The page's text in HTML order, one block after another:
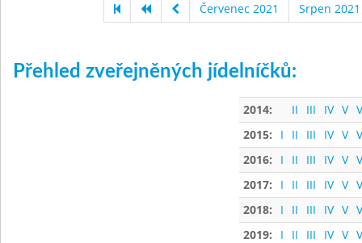
Červenec 2021 Srpen 2021
Přehled zveřejněných jídelníčků:
2014: II III IV V
2015:
I II III IV V
2016:
I II III IV V
2017:
I II III IV V
2018:
I II III IV V
2019:
I II III IV V